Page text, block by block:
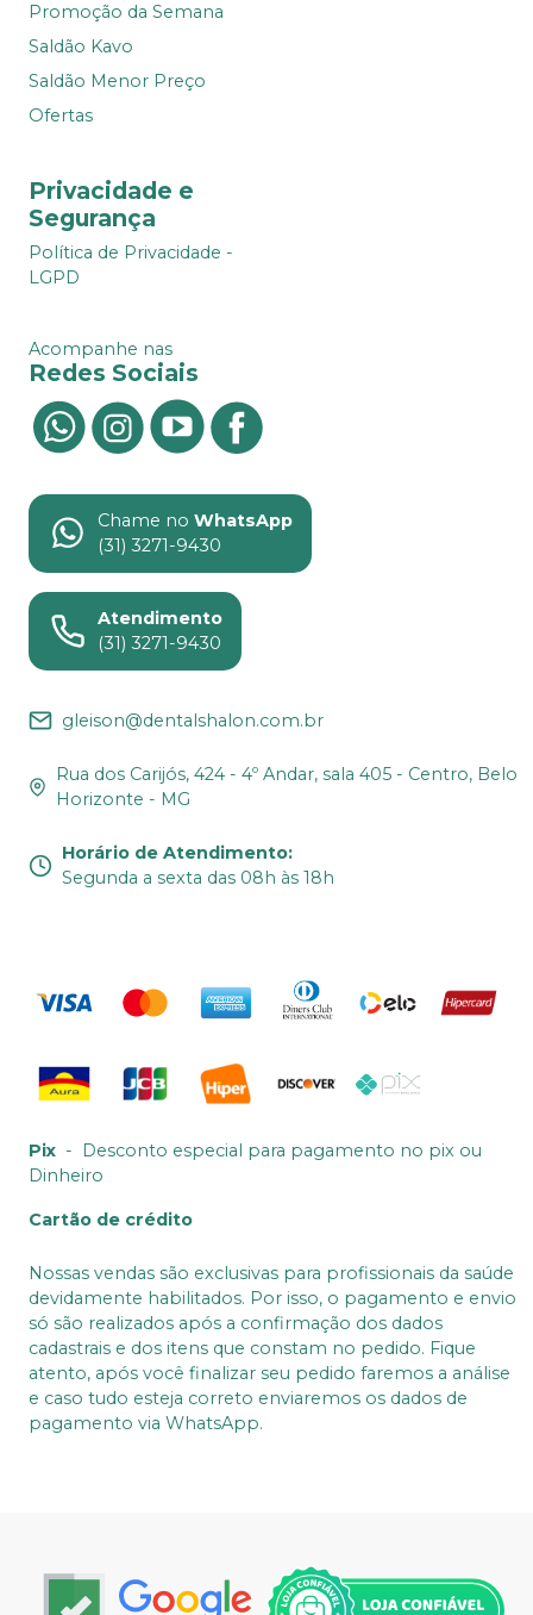
Promoção da Semana
Saldão Kavo
Saldão Menor Preço
Ofertas
Privacidade e
Segurança
Política de Privacidade -
LGPD
Acompanhe nas
Redes Sociais
Chame no WhatsApp
(31) 3271-9430
Atendimento
(31) 3271-9430
gleison@dentalshalon.com.br
Rua dos Carijós, 424 - 4º Andar, sala 405 - Centro, Belo
Horizonte - MG
Horário de Atendimento:
Segunda a sexta das 08h às 18h
Pix - Desconto especial para pagamento no pix ou
Dinheiro
Cartão de crédito
Nossas vendas são exclusivas para profissionais da saúde
devidamente habilitados. Por isso, o pagamento e envio
só são realizados após a confirmação dos dados
cadastrais e dos itens que constam no pedido. Fique
atento, após você finalizar seu pedido faremos a análise
e caso tudo esteja correto enviaremos os dados de
pagamento via WhatsApp.